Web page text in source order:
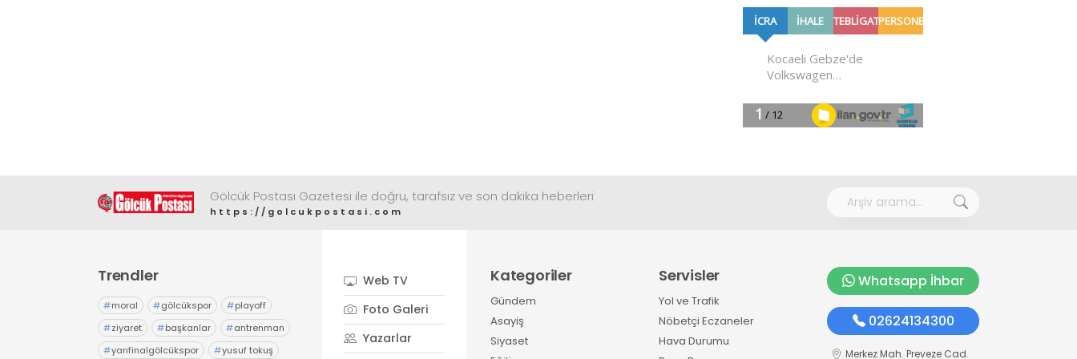
Gölcük Postası Gazetesi ile doğru, tarafsız ve son dakika heberleri
https://golcukpostasi.com
Trendler
#moral #gölcükspor #playoff
#ziyaret #başkanlar #antrenman
#yarıfinalgölcükspor #yusuf tokuş
Web TV
Foto Galeri
Yazarlar
Kategoriler
Gündem
Asayiş
Siyaset
Servisler
Yol ve Trafik
Nöbetçi Eczaneler
Hava Durumu
Whatsapp İhbar
02624134300
Merkez Mah. Preveze Cad.